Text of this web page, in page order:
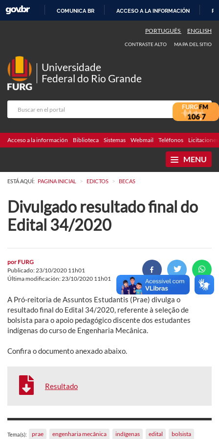
CONTENIDO
COMUNICA BR ACCESO A LA INFORMACIÓN
PORTUGUÊS ENGLISH
CONTRASTE ALTO MAPA DEL SITIO
Universidade
Federal do Rio Grande
Acceso a la información Biblioteca Sistemas Webmail Teléfonos Licitaciones
MENU
ESTÁ AQUÍ: PAGINA INICIAL > EDICTOS > BECAS
Divulgado resultado final do
Edital 34/2020
por FURG
Publicado: 23/10/2020 11h01
Última modificación: 23/10/2020 11h01
A Pró-reitoria de Assuntos Estudantis (Prae) divulga o
resultado final do Edital 34/2020, referente à seleção de
bolsista para o apoio pedagógico discente dos estudantes
indígenas do curso de Engenharia Mecânica.
Confira o documento anexado abaixo.
Resultado
Tema(s): prae engenharia mecânica indígenas edital bolsista